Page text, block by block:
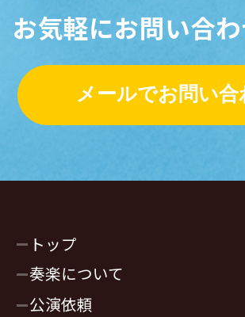
お気軽にお問い合
メールでお問い合
トップ
奏楽について
公演依頼